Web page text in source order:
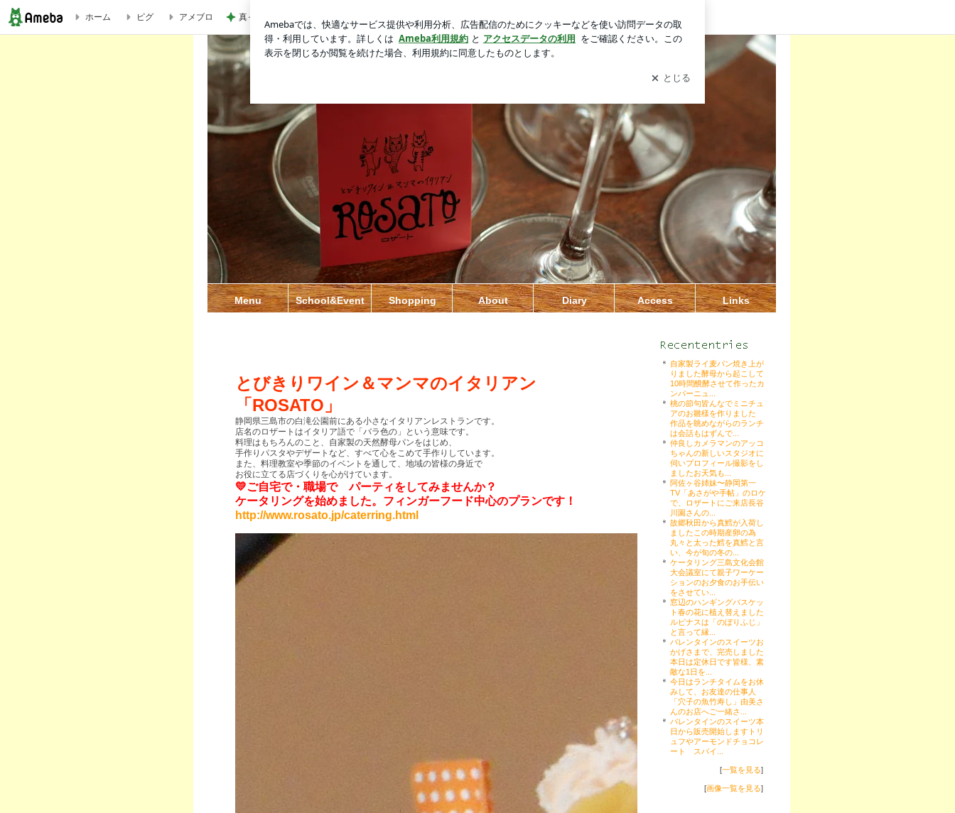
とびきりワイン＆マンマのイタリアン ROSATO(ロザート）のブログ
ホーム ピグ アメブロ 真っ赤な顔で水風呂に入った旦那
自家製ライ麦パン焼き上が
りました酵母から起こして
10時間醗酵させて作ったカ
ンパーニュ...
桃の節句皆んなでミニチュ
アのお雛様を作りました
作品を眺めながらのランチ
は会話もはずんで...
仲良しカメラマンのアッコ
ちゃんの新しいスタジオに
伺いプロフィール撮影をし
ましたお天気も...
阿佐ヶ谷姉妹〜静岡第一
TV「あさがや手帖」のロケ
で、ロザートにご来店長谷
川園さんの...
故郷秋田から真鱈が入荷し
ましたこの時期産卵の為
丸々と太った鱈を真鱈と言
い、今が旬の冬の...
ケータリング三島文化会館
大会議室にて親子ワーケー
ションのお夕食のお手伝い
をさせてい...
窓辺のハンギングバスケッ
ト春の花に植え替えました
ルピナスは「のぼりふじ」
と言って縁...
バレンタインのスイーツお
かげさまで、完売しました
本日は定休日です皆様、素
敵な1日を...
今日はランチタイムをお休
みして、お友達の仕事人
「穴子の魚竹寿し」由美さ
んのお店へご一緒さ...
バレンタインのスイーツ本
日から販売開始しますトリ
ュフやアーモンドチョコレ
ート スパイ...
[一覧を見る]
[画像一覧を見る]
Menu School&Event Shopping About Diary Access Links
とびきりワイン＆マンマのイタリアン
「ROSATO」
静岡県三島市の白滝公園前にある小さなイタリアンレストランです。
店名のロザートはイタリア語で「バラ色の」という意味です。
料理はもちろんのこと、自家製の天然酵母パンをはじめ、
手作りパスタやデザートなど、すべて心をこめて手作りしています。
また、料理教室や季節のイベントを通して、地域の皆様の身近で
お役に立てる店づくりを心がけています。
💛ご自宅で・職場で パーティをしてみませんか？
ケータリングを始めました。フィンガーフード中心のプランです！
http://www.rosato.jp/caterring.html